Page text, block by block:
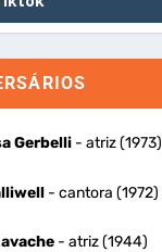
Gerbelli- atriz (1973)
- cantora (1972)
- atriz (1944)